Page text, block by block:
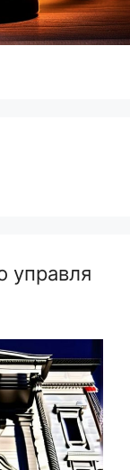
управля